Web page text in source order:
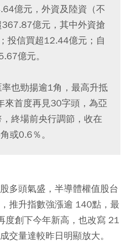
億元，外資及陸資（不
億元，其中外資搶
投信買超12.44億元；自
億元。
也勁揚逾1角，最高升抵
來首度再見30字頭，為亞
終場前央行調節，收在
或0.6％。
多頭氣盛，半導體權值股台
推升指數強漲逾 140點，最
度創下今年新高，也改寫 21
交量達較昨日明顯放大。